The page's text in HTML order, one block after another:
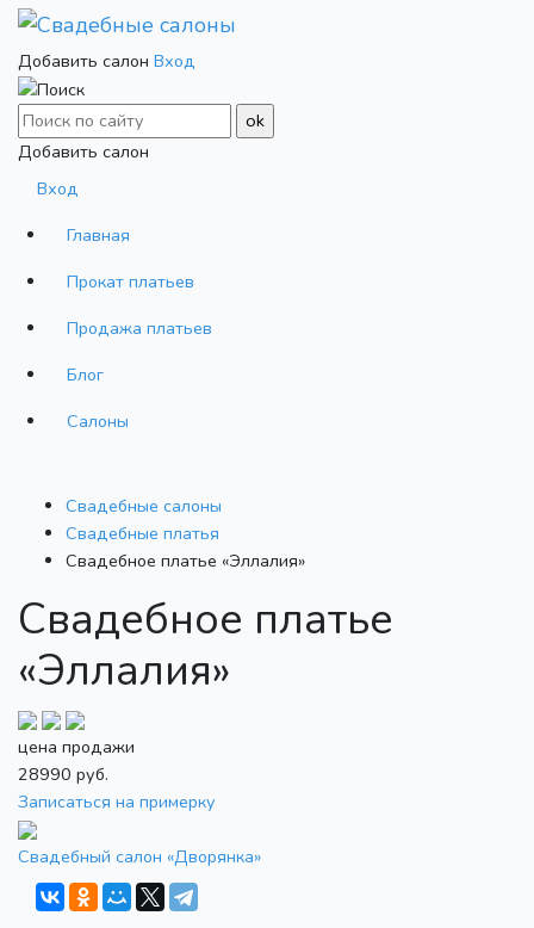
Добавить салон Вход
Добавить салон
Вход
Главная
Прокат платьев
Продажа платьев
Блог
Салоны
Свадебные салоны
Cвадебные платья
Свадебное платье «Эллалия»
Свадебное платье
«Эллалия»
цена продажи
28990 руб.
Записаться на примерку
Свадебный салон «Дворянка»